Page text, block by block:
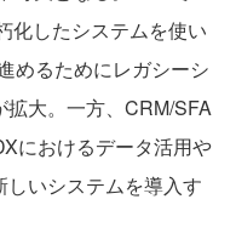
化したシステムを使い
めるためにレガシーシ
大。一方、CRM/SFA
におけるデータ活用や
いシステムを導入す